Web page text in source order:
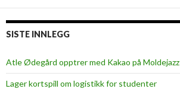
m
-
p
r
SISTE INNLEGG
Atle Ødegård opptrer med Kakao på Moldejazz
Lager kortspill om logistikk for studenter